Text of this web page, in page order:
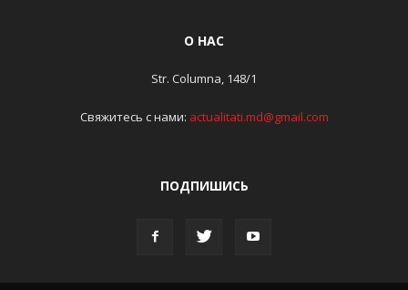
О НАС
Str. Columna, 148/1
Свяжитесь с нами: actualitati.md@gmail.com
ПОДПИШИСЬ